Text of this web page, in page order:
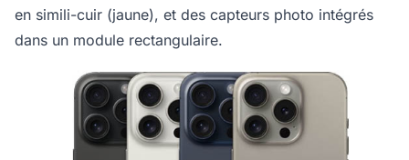
en simili-cuir (jaune), et des capteurs photo intégrés
dans un module rectangulaire.